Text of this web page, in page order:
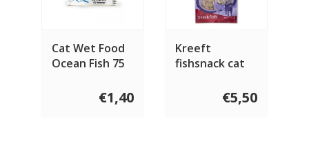
Cat Wet Food
Ocean Fish 75
€1,40
Kreeft
fishsnack cat
€5,50